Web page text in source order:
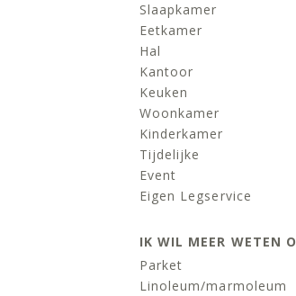
Slaapkamer
Eetkamer
Hal
Kantoor
Keuken
Woonkamer
Kinderkamer
Tijdelijke
Event
Eigen Legservice
IK WIL MEER WETEN
Parket
Linoleum/marmoleum